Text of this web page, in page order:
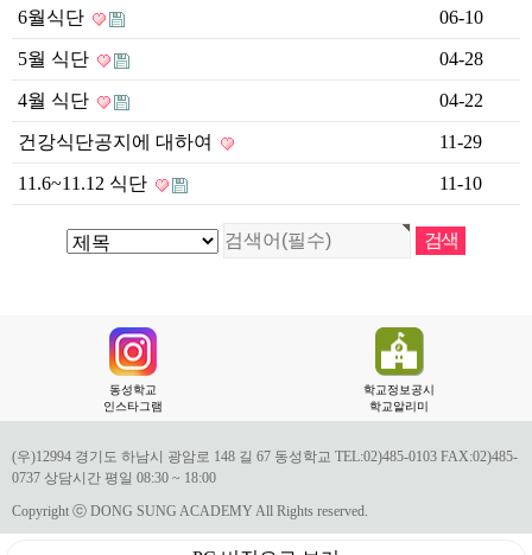
6월식단 06-10
5월 식단 04-28
4월 식단 04-22
건강식단공지에 대하여 11-29
11.6~11.12 식단 11-10
동성학교
인스타그램
학교정보공시
학교알리미
(우)12994 경기도 하남시 광암로 148 길 67 동성학교 TEL:02)485-0103 FAX:02)485-
0737 상담시간 평일 08:30 ~ 18:00
Copyright ⓒ DONG SUNG ACADEMY All Rights reserved.